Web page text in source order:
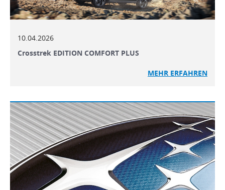
10.04.2026
Crosstrek EDITION COMFORT PLUS
MEHR ERFAHREN